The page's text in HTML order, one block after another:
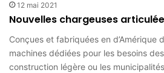
12 mai 2021
Nouvelles chargeuses
Conçues et fabriquées en d’Amérique
machines dédiées pour les besoins
construction légère ou les